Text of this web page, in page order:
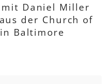
Daniel Miller
der Church of
Baltimore